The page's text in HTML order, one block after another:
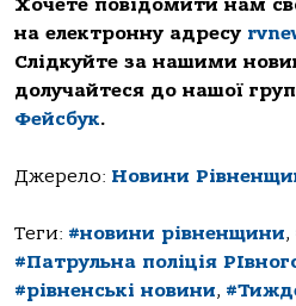
Хочете повідомити нам
на електронну адресу
Слідкуйте за нашими
долучайтеся до нашої
Фейсбук.
Джерело: Новини
Теги: #новини рівненщини,
#Патрульна поліція
#рівненські новини,